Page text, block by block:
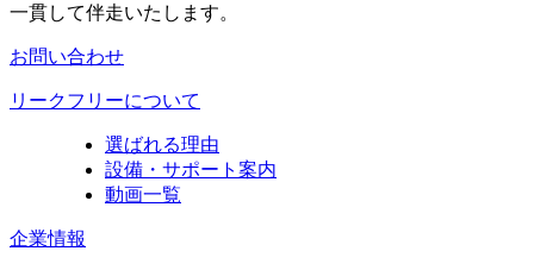
一貫して伴走いたします。
お問い合わせ
リークフリーについて
選ばれる理由
設備・サポート案内
動画一覧
企業情報